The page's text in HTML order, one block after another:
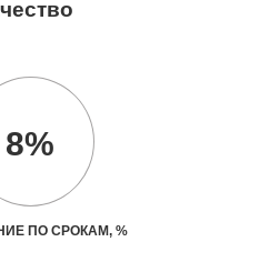
8%
ПО СРОКАМ, %